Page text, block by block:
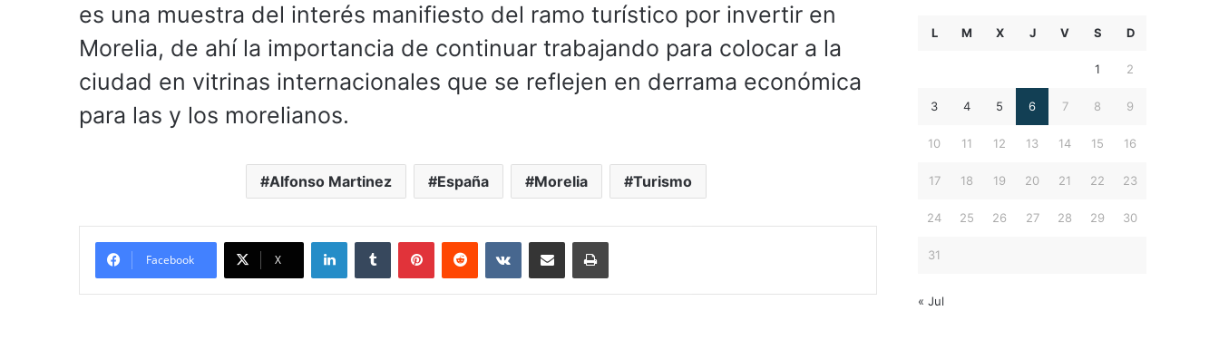
es una muestra del interés manifiesto del ramo turístico por invertir en
Morelia, de ahí la importancia de continuar trabajando para colocar a la
ciudad en vitrinas internacionales que se reflejen en derrama económica
para las y los morelianos.
Alfonso Martinez España Morelia Turismo
Facebook X
LinkedInTumblr PinterestReddit VKontakteCompartir por correo electrónicoImprimir
L M X J V S D
1 2
3 4 5 6 7 8 9
10 11 12 13 14 15 16
17 18 19 20 21 22 23
24 25 26 27 28 29 30
31
« Jul